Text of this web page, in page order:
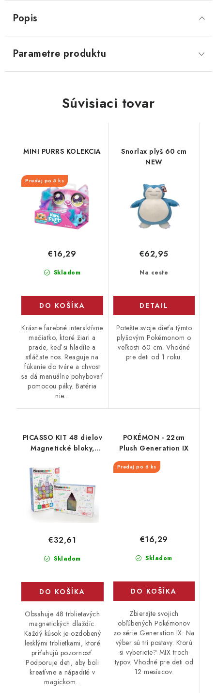
Popis
Parametre produktu
Súvisiaci tovar
MINI PURRS KOLEKCIA
Predaj po 5 ks
Skladom
€16,29
DO KOŠÍKA
Krásne farebné interaktívne
mačiatko, ktoré žiari a
prade, keď si hladíte a
stláčate nos. Reaguje na
fúkanie do tváre a chvost
sa dá manuálne pohybovať
pomocou páky. Batéria
nie...
Snorlax plyš 60 cm
NEW
Na ceste
€62,95
DETAIL
Potešte svoje dieťa týmto
plyšovým Pokémonom o
veľkosti 60 cm. Vhodné
pre deti od 1 roku.
PICASSO KIT 48 dielov
Magnetické bloky,
Skladom
€32,61
DO KOŠÍKA
Obsahuje 48 trblietavých
magnetických dlaždíc.
Každý kúsok je ozdobený
lesklými trblietkami, ktoré
priťahujú pozornosť.
Podporuje deti, aby boli
kreatívne a nápadité v
magickom...
POKÉMON - 22cm
Plush Generation IX
Predaj po 6 ks
Skladom
€16,29
DO KOŠÍKA
Zbierajte svojich
obľúbených Pokémonov
zo série Generation IX. Na
výber sú tri postavy. Ktorú
si vyberiete? MIX troch
typov. Vhodné pre deti od
12 mesiacov.